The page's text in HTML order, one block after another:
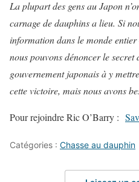
La plupart des gens au Japon
carnage de dauphins a lieu. Si
information dans le monde
nous pouvons dénoncer le
gouvernement japonais à y
cette victoire, mais nous avons
Pour rejoindre Ric O’Barry :
Catégories : Chasse au dauphin